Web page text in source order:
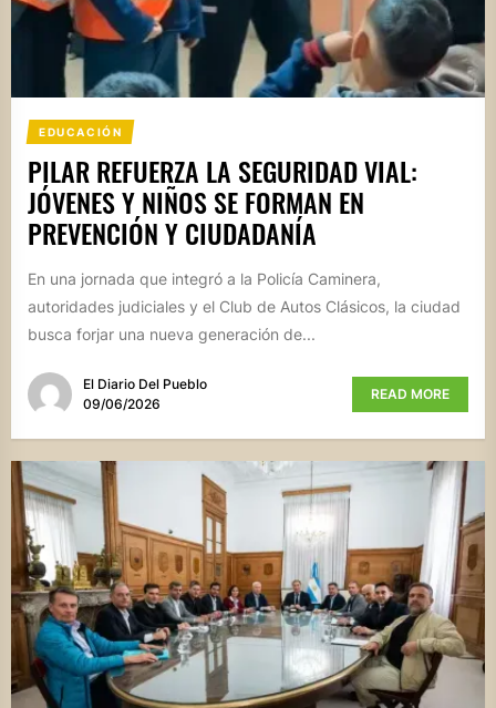
EDUCACIÓN
PILAR REFUERZA LA SEGURIDAD VIAL:
JÓVENES Y NIÑOS SE FORMAN EN
PREVENCIÓN Y CIUDADANÍA
En una jornada que integró a la Policía Caminera,
autoridades judiciales y el Club de Autos Clásicos, la ciudad
busca forjar una nueva generación de...
El Diario Del Pueblo
09/06/2026
READ MORE